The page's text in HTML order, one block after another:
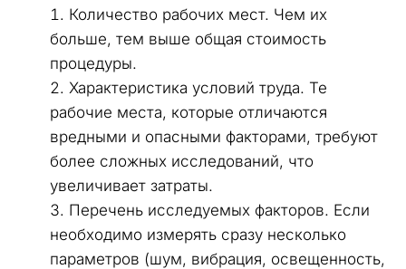
Количество рабочих мест. Чем их
больше, тем выше общая стоимость
процедуры.
Характеристика условий труда. Те
рабочие места, которые отличаются
вредными и опасными факторами, требуют
более сложных исследований, что
увеличивает затраты.
Перечень исследуемых факторов. Если
необходимо измерять сразу несколько
параметров (шум, вибрация, освещенность,